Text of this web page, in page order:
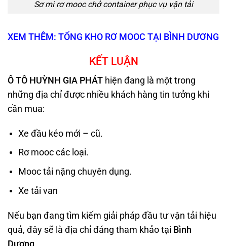
Sơ mi rơ mooc chở container phục vụ vận tải
XEM THÊM: TỔNG KHO RƠ MOOC TẠI BÌNH DƯƠNG
KẾT LUẬN
Ô TÔ HUỲNH GIA PHÁT hiện đang là một trong
những địa chỉ được nhiều khách hàng tin tưởng khi
cần mua:
Xe đầu kéo mới – cũ.
Rơ mooc các loại.
Mooc tải nặng chuyên dụng.
Xe tải van
Nếu bạn đang tìm kiếm giải pháp đầu tư vận tải hiệu
quả, đây sẽ là địa chỉ đáng tham khảo tại Bình
Dương